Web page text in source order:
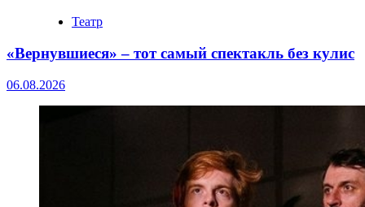
Театр
«Вернувшиеся» – тот самый спектакль без кулис
06.08.2026